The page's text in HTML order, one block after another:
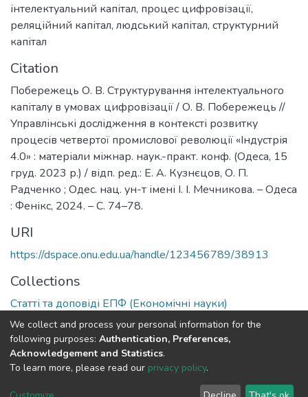
інтелектуальний капітал, процес цифровізації,
реляційний капітал, людський капітал, структурний
капітал
Citation
Побережець О. В. Структурування інтелектуального
капіталу в умовах цифровізації / О. В. Побережець //
Управлінські дослідження в контексті розвитку
процесів четвертої промислової революції «Індустрія
4.0» : матеріали міжнар. наук.-практ. конф. (Одеса, 15
груд. 2023 р.) / відп. ред.: Е. А. Кузнєцов, О. П.
Радченко ; Одес. нац. ун-т імені І. І. Мечникова. – Одеса
: Фенікс, 2024. – С. 74–78.
URI
https://dspace.onu.edu.ua/handle/123456789/38913
Collections
Статті та доповіді ЕПФ (Економічні науки)
Full item page
DSpace software copyright © 2009-2026
Cookie End User Send
We collect and process your personal information for the
following purposes: Authentication, Preferences,
Acknowledgement and Statistics.
To learn more, please read our privacy policy.